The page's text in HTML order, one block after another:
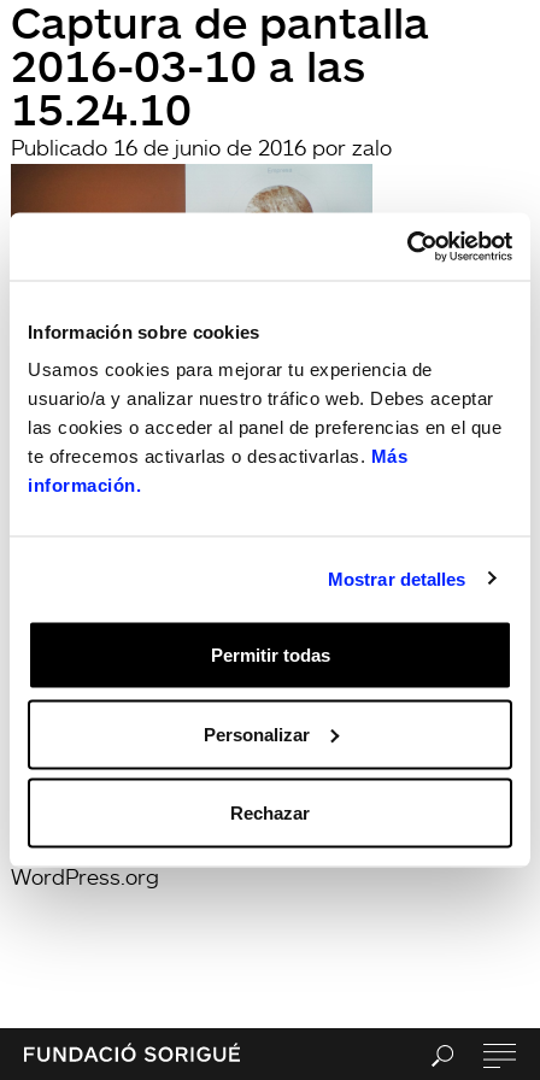
Información sobre cookies
Usamos cookies para mejorar tu experiencia de
usuario/a y analizar nuestro tráfico web. Debes aceptar
las cookies o acceder al panel de preferencias en el que
te ofrecemos activarlas o desactivarlas. Más
información.
Mostrar detalles
Permitir todas
Personalizar
Rechazar
Captura de pantalla
2016-03-10 a las
15.24.10
Publicado 16 de junio de 2016 por zalo
archivadas en:
Búsqueda
Buscar
Categories
Sin categorizar
Acceder
Feed de comentarios
WordPress.org